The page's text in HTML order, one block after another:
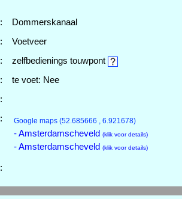
:
Dommerskanaal
:
Voetveer
:
zelfbedienings touwpont
:
te voet: Nee
:
: Google maps (52.685666 , 6.921678)
- Amsterdamscheveld (klik voor details)
- Amsterdamscheveld (klik voor details)
: